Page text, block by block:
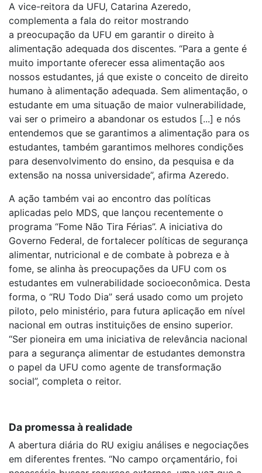
A vice-reitora da UFU, Catarina Azeredo,
complementa a fala do reitor mostrando
a preocupação da UFU em garantir o direito à
alimentação adequada dos discentes. “Para a gente é
muito importante oferecer essa alimentação aos
nossos estudantes, já que existe o conceito de direito
humano à alimentação adequada. Sem alimentação, o
estudante em uma situação de maior vulnerabilidade,
vai ser o primeiro a abandonar os estudos [...] e nós
entendemos que se garantimos a alimentação para os
estudantes, também garantimos melhores condições
para desenvolvimento do ensino, da pesquisa e da
extensão na nossa universidade”, afirma Azeredo.
A ação também vai ao encontro das políticas
aplicadas pelo MDS, que lançou recentemente o
programa “Fome Não Tira Férias”. A iniciativa do
Governo Federal, de fortalecer políticas de segurança
alimentar, nutricional e de combate à pobreza e à
fome, se alinha às preocupações da UFU com os
estudantes em vulnerabilidade socioeconômica. Desta
forma, o “RU Todo Dia” será usado como um projeto
piloto, pelo ministério, para futura aplicação em nível
nacional em outras instituições de ensino superior.
“Ser pioneira em uma iniciativa de relevância nacional
para a segurança alimentar de estudantes demonstra
o papel da UFU como agente de transformação
social”, completa o reitor.
Da promessa à realidade
A abertura diária do RU exigiu análises e negociações
em diferentes frentes. “No campo orçamentário, foi